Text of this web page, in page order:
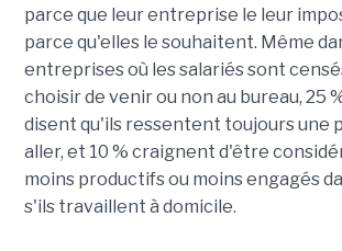
parce que leur entreprise le leur
parce qu'elles le souhaitent. Même
entreprises où les salariés sont
choisir de venir ou non au bureau, 25
disent qu'ils ressentent toujours une
aller, et 10 % craignent d'être
moins productifs ou moins engagés
s'ils travaillent à domicile.